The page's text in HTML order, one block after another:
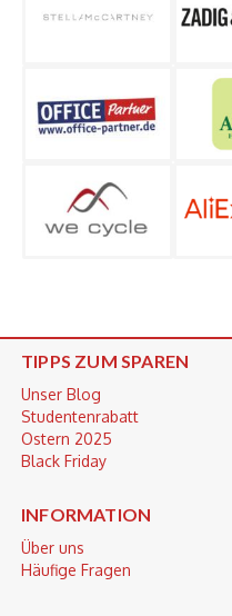
TIPPS ZUM SPAREN
Unser Blog
Studentenrabatt
Ostern 2025
Black Friday
INFORMATION
Über uns
Häufige Fragen